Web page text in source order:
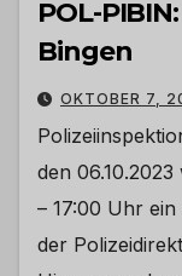
POL-
Bingen
OKTOBER 7,
den
– 17:00 Uhr
der